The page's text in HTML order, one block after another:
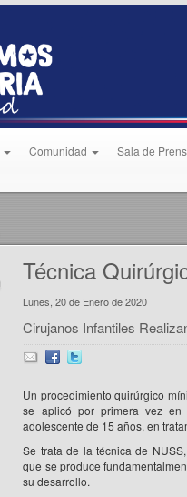
Comunidad Sala de
Técnica
Lunes, 20 de Enero de 2020
Cirujanos Infantiles
Un procedimiento quirúrgico
se aplicó por primera vez en
adolescente de 15 años, en
Se trata de la técnica de
que se produce
su desarrollo.